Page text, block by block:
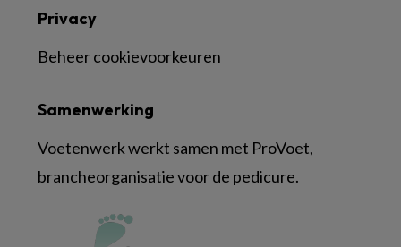
Samenwerking
Voetenwerk werkt samen met ProVoet,
brancheorganisatie voor de pedicure.
Privacy
Beheer cookievoorkeuren